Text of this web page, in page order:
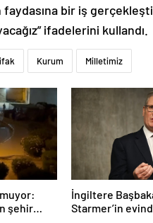
bir iş
ifadelerini kullandı.
Kurum Milletimiz
şehir
İngiltere
Starmer’in